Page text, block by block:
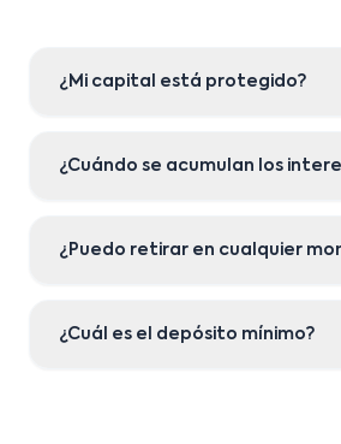
¿Mi capital está protegido?
¿Cuándo se acumulan los
¿Puedo retirar en cualquier
¿Cuál es el depósito mínimo?